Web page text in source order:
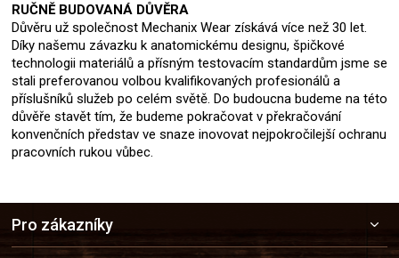
RUČNĚ BUDOVANÁ DŮVĚRA
Důvěru už společnost Mechanix Wear získává více než 30 let.
Díky našemu závazku k anatomickému designu, špičkové
technologii materiálů a přísným testovacím standardům jsme se
stali preferovanou volbou kvalifikovaných profesionálů a
příslušníků služeb po celém světě. Do budoucna budeme na této
důvěře stavět tím, že budeme pokračovat v překračování
konvenčních představ ve snaze inovovat nejpokročilejší ochranu
pracovních rukou vůbec.
Pro zákazníky